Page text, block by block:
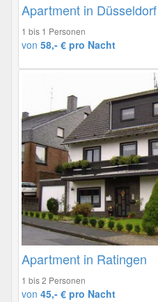
Apartment in Düsseldorf
1 bis 1 Personen
von 58,- € pro Nacht
Apartment in Ratingen
1 bis 2 Personen
von 45,- € pro Nacht